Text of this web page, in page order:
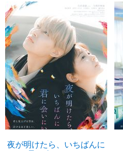
夜が明けたら、いちばんに